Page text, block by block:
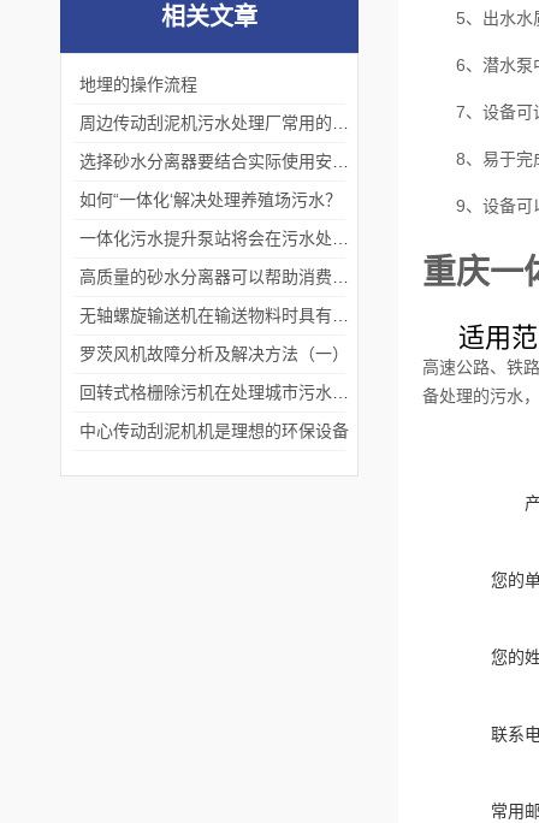
5、出水水
6、潜水泵
7、设备可
8、易于完
9、设备可
重庆一
适用
高速公路、铁
备处理的污水
您的
您的
联系
常用
相关文章
地埋的操作流程
如何“一体化‘解决处理养殖场污水？
罗茨风机故障分析及解决方法（一）
中心传动刮泥机机是理想的环保设备